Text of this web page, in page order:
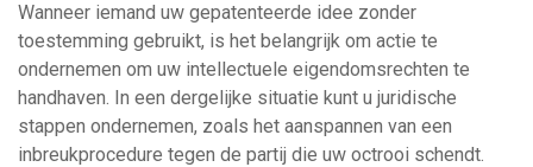
Wanneer iemand uw gepatenteerde idee zonder
toestemming gebruikt, is het belangrijk om actie te
ondernemen om uw intellectuele eigendomsrechten te
handhaven. In een dergelijke situatie kunt u juridische
stappen ondernemen, zoals het aanspannen van een
inbreukprocedure tegen de partij die uw octrooi schendt.